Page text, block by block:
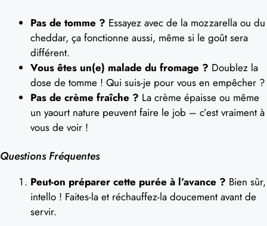
Pas de tomme ? Essayez avec de la mozzarella ou du
cheddar, ça fonctionne aussi, même si le goût sera
différent.
Vous êtes un(e) malade du fromage ? Doublez la
dose de tomme ! Qui suis-je pour vous en empêcher ?
Pas de crème fraîche ? La crème épaisse ou même
un yaourt nature peuvent faire le job – c’est vraiment à
vous de voir !
Questions Fréquentes
Peut-on préparer cette purée à l’avance ? Bien sûr,
intello ! Faites-la et réchauffez-la doucement avant de
servir.